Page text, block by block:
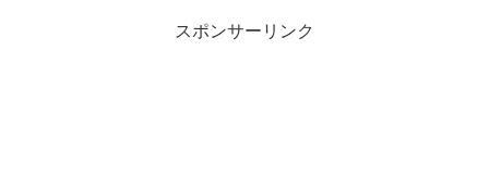
スポンサーリンク